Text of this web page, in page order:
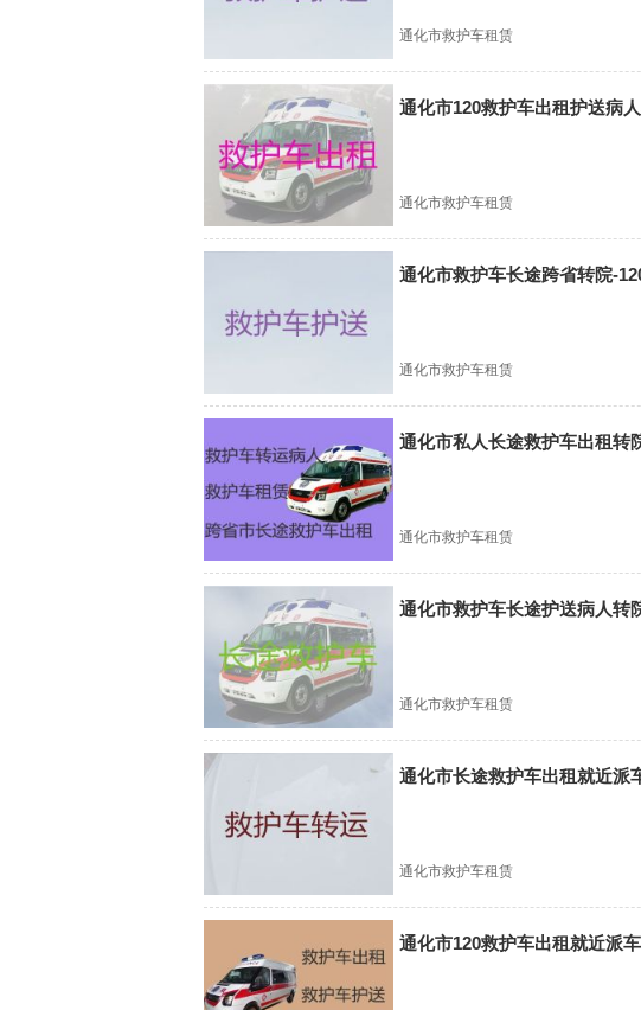
通化市救护车租赁
通化市120救护车出租护送病
通化市救护车租赁
通化市救护车长途跨省转院-
通化市救护车租赁
通化市私人长途救护车出租转
通化市救护车租赁
通化市救护车长途护送病人转
通化市救护车租赁
通化市长途救护车出租就近派
通化市救护车租赁
通化市120救护车出租就近派